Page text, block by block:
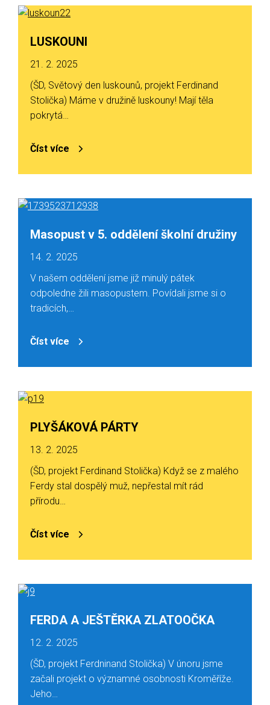
LUSKOUNI
21. 2. 2025
(ŠD, Světový den luskounů, projekt Ferdinand
Stolička) Máme v družině luskouny! Mají těla
pokrytá…
Číst více
Masopust v 5. oddělení školní družiny
14. 2. 2025
V našem oddělení jsme již minulý pátek
odpoledne žili masopustem. Povídali jsme si o
tradicích,…
Číst více
PLYŠÁKOVÁ PÁRTY
13. 2. 2025
(ŠD, projekt Ferdinand Stolička) Když se z malého
Ferdy stal dospělý muž, nepřestal mít rád
přírodu…
Číst více
FERDA A JEŠTĚRKA ZLATOOČKA
12. 2. 2025
(ŠD, projekt Ferdninand Stolička) V únoru jsme
začali projekt o významné osobnosti Kroměříže.
Jeho…